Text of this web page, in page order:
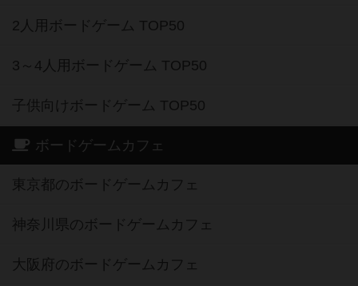
2人用ボードゲーム TOP50
3～4人用ボードゲーム TOP50
子供向けボードゲーム TOP50
ボードゲームカフェ
東京都のボードゲームカフェ
神奈川県のボードゲームカフェ
大阪府のボードゲームカフェ